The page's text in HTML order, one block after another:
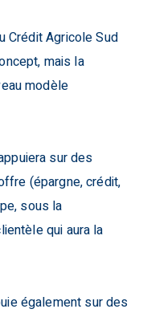
Crédit Agricole Sud
mais la
modèle
sur des
(épargne, crédit,
sous la
qui aura la
également sur des